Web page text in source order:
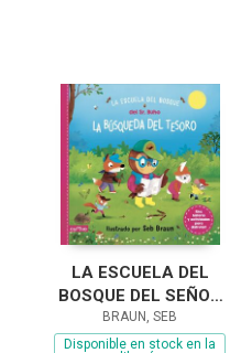
LA ESCUELA DEL
BOSQUE DEL SEÑOR
BÚHO: LA BÚSQUEDA
DEL TESORO
BRAUN, SEB
Disponible en stock en la